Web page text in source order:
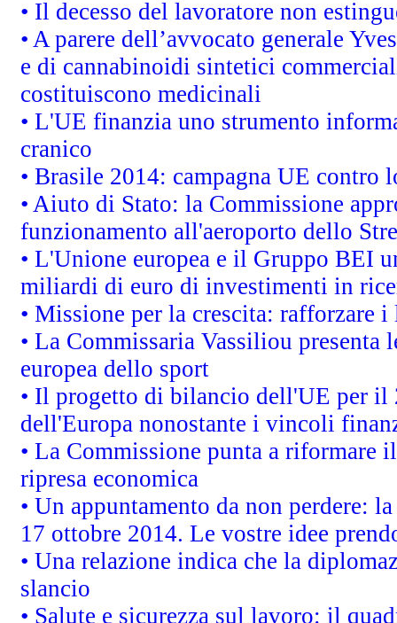
• Il decesso del lavoratore non
• A parere dell’avvocato generale
e di cannabinoidi sintetici
costituiscono medicinali
• L'UE finanzia uno strumento
cranico
• Brasile 2014: campagna UE contro
• Aiuto di Stato: la Commissione
funzionamento all'aeroporto dello
• L'Unione europea e il Gruppo BEI
miliardi di euro di investimenti in
• Missione per la crescita: rafforzare
• La Commissaria Vassiliou
europea dello sport
• Il progetto di bilancio dell'UE per il
dell'Europa nonostante i vincoli
• La Commissione punta a riformare
ripresa economica
• Un appuntamento da non perdere:
17 ottobre 2014. Le vostre idee
• Una relazione indica che la
slancio
• Salute e sicurezza sul lavoro: il